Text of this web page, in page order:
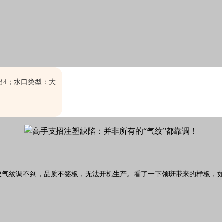
4；水口类型：大
纹调不到，品质不签板，无法开机生产。看了一下领班带来的样板，